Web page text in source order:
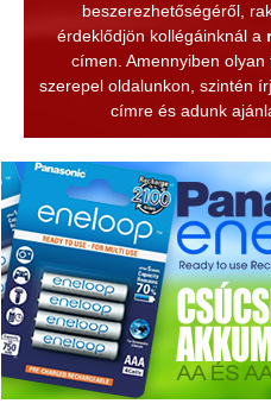
beszerezhetőségéről,
érdeklődjön kollégáinknál a
címen. Amennyiben
szerepel oldalunkon, szintén
címre és adunk